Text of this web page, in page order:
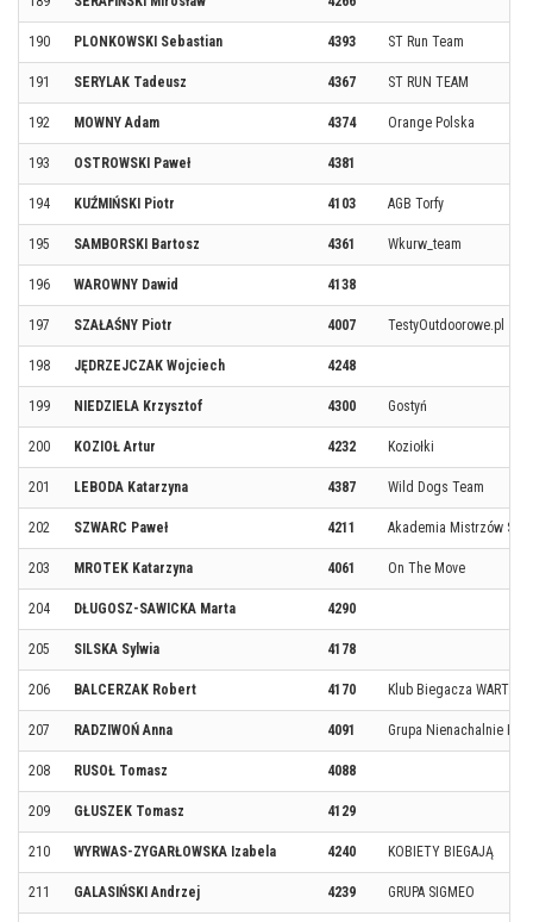
190 PLONKOWSKI Sebastian 4393 ST Run Team
191 SERYLAK Tadeusz 4367 ST RUN TEAM
192 MOWNY Adam 4374 Orange Polska
193 OSTROWSKI Paweł 4381
194 KUŹMIŃSKI Piotr 4103 AGB Torfy
195 SAMBORSKI Bartosz 4361 Wkurw_team
196 WAROWNY Dawid 4138
197 SZAŁAŚNY Piotr 4007 TestyOutdoorowe.pl
198 JĘDRZEJCZAK Wojciech 4248
199 NIEDZIELA Krzysztof 4300 Gostyń
200 KOZIOŁ Artur 4232 Koziołki
201 LEBODA Katarzyna 4387 Wild Dogs Team
202 SZWARC Paweł 4211 Akademia Mistrzów
203 MROTEK Katarzyna 4061 On The Move
204 DŁUGOSZ-SAWICKA Marta 4290
205 SILSKA Sylwia 4178
206 BALCERZAK Robert 4170 Klub Biegacza WARTA
207 RADZIWOŃ Anna 4091 Grupa Nienachalnie
208 RUSOŁ Tomasz 4088
209 GŁUSZEK Tomasz 4129
210 WYRWAS-ZYGARŁOWSKA Izabela 4240 KOBIETY BIEGAJĄ
211 GALASIŃSKI Andrzej 4239 GRUPA SIGMEO